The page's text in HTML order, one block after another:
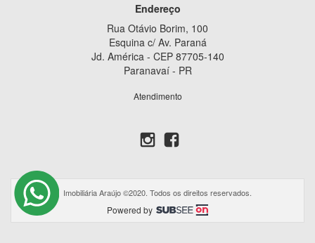
Endereço
Rua Otávio Borim, 100
Esquina c/ Av. Paraná
Jd. América - CEP 87705-140
Paranavaí - PR
Atendimento
Imobiliária Araújo ©2020. Todos os direitos reservados.
Powered by